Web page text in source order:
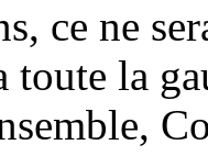
ce ne
toute la